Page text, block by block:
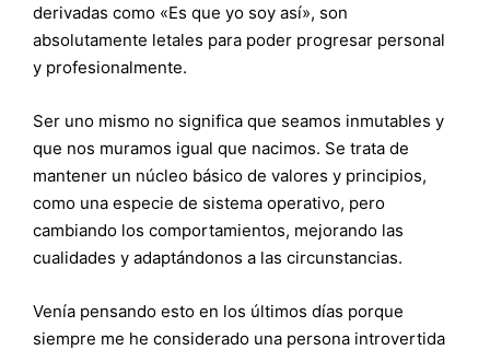
derivadas como «Es que yo soy así», son
absolutamente letales para poder progresar personal
y profesionalmente.
Ser uno mismo no significa que seamos inmutables y
que nos muramos igual que nacimos. Se trata de
mantener un núcleo básico de valores y principios,
como una especie de sistema operativo, pero
cambiando los comportamientos, mejorando las
cualidades y adaptándonos a las circunstancias.
Venía pensando esto en los últimos días porque
siempre me he considerado una persona introvertida